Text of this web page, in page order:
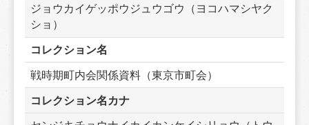
ジョウカイゲッポウジュウゴウ（ヨコハマシヤク
ショ）
コレクション名
戦時期町内会関係資料（東京市町会）
コレクション名カナ